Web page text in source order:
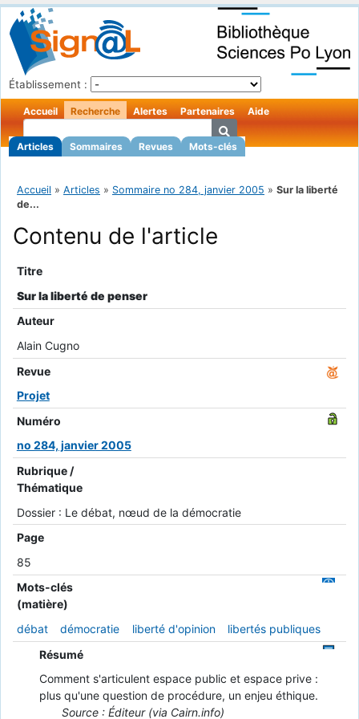
Établissement :
Accueil Recherche
Articles Sommaires Revues Mots-clés
Alertes Partenaires Aide
Accueil » Articles » Sommaire no 284, janvier 2005 » Sur la liberté
de...
Contenu de l'article
Titre
Sur la liberté de penser
Auteur
Alain Cugno
Revue
Projet
Numéro
no 284, janvier 2005
Rubrique /
Thématique
Dossier : Le débat, nœud de la démocratie
Page
85
Mots-clés
(matière)
débat
démocratie liberté d'opinion
libertés publiques
Résumé
Comment s'articulent espace public et espace prive :
plus qu'une question de procédure, un enjeu éthique.
Source : Éditeur (via Cairn.info)